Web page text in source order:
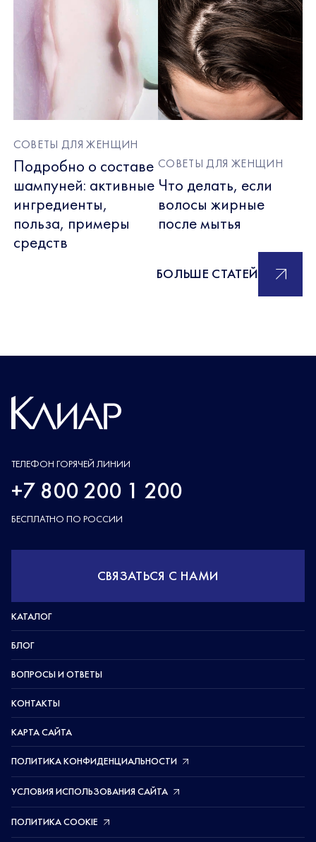
БОЛЬШЕ СТАТЕЙ
СОВЕТЫ ДЛЯ ЖЕНЩИН
Подробно о составе
шампуней: активные
ингредиенты,
польза, примеры
средств
СОВЕТЫ ДЛЯ ЖЕНЩИН
Что делать, если
волосы жирные
после мытья
ТЕЛЕФОН ГОРЯЧЕЙ ЛИНИИ
+7 800 200 1 200
БЕСПЛАТНО ПО РОССИИ
СВЯЗАТЬСЯ С НАМИ
КАТАЛОГ
БЛОГ
ВОПРОСЫ И ОТВЕТЫ
КОНТАКТЫ
КАРТА САЙТА
ПОЛИТИКА КОНФИДЕНЦИАЛЬНОСТИ
УСЛОВИЯ ИСПОЛЬЗОВАНИЯ САЙТА
ПОЛИТИКА COOKIE